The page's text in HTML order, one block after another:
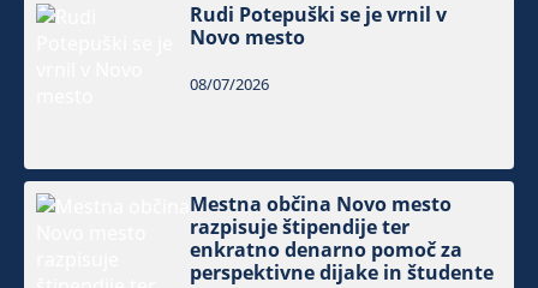
Rudi Potepuški se je vrnil v
Novo mesto
08/07/2026
Mestna občina Novo mesto
razpisuje štipendije ter
enkratno denarno pomoč za
perspektivne dijake in študente